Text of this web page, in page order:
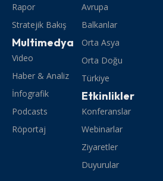
Rapor
Stratejik Bakış
Multimedya
Video
Haber & Analiz
İnfografik
Podcasts
Röportaj
Avrupa
Balkanlar
Orta Asya
Orta Doğu
Türkiye
Etkinlikler
Konferanslar
Webinarlar
Ziyaretler
Duyurular